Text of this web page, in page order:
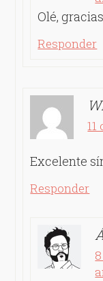
Olé,
Responder
11
Excelente
Responder